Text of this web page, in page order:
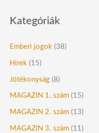
Kategóriák
Emberi jogok (38)
Hírek (15)
Jótékonyság (8)
MAGAZIN 1. szám (15)
MAGAZIN 2. szám (13)
MAGAZIN 3. szám (11)